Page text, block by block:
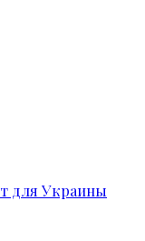
для Украины